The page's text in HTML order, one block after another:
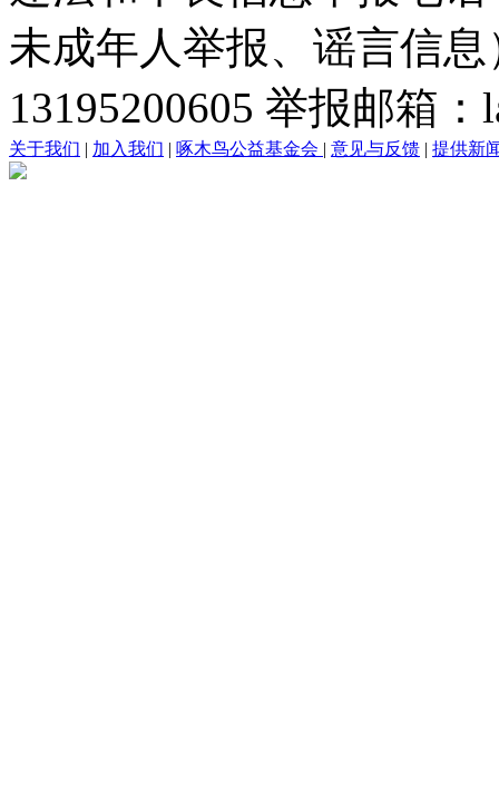
未成年人举报、谣言信
13195200605 举报邮箱
关于我们 | 加入我们 | 啄木鸟公益基金会 | 意见与反馈 | 提供新